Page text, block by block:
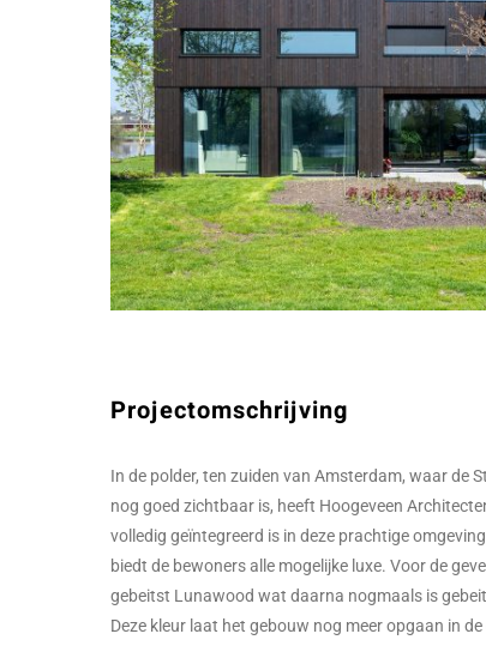
Projectomschrijving
In de polder, ten zuiden van Amsterdam, waar de
nog goed zichtbaar is, heeft Hoogeveen
volledig geïntegreerd is in deze prachtige
biedt de bewoners alle mogelijke luxe. Voor de
gebeitst Lunawood wat daarna nogmaals is
Deze kleur laat het gebouw nog meer opgaan in